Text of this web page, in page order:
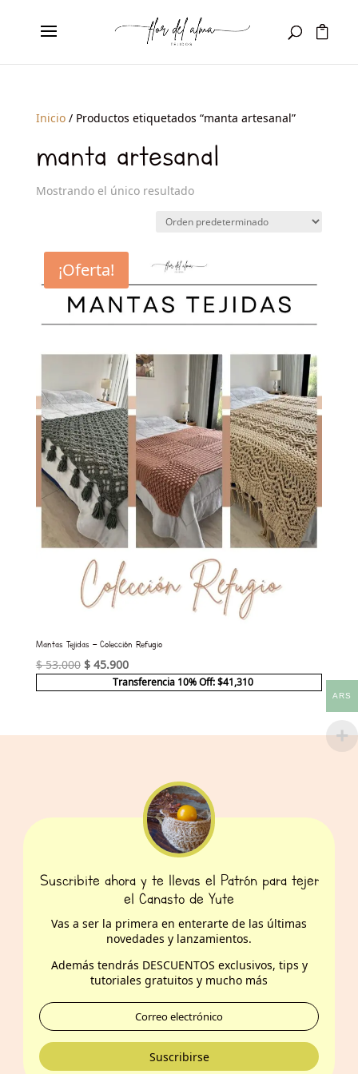
Inicio/ Productos etiquetados “manta artesanal”
manta artesanal
Mostrando el único resultado
¡Oferta!
Mantas Tejidas – Colección Refugio
$53.000 El
precio
$ 53.000.
$45.900El
precio
$ 45.900.
Transferencia 10% Off: $41,310
Suscribite ahora y te llevas el Patrón para tejer
el Canasto de Yute
Vas a ser la primera en enterarte de las últimas
novedades y lanzamientos.
Además tendrás DESCUENTOS exclusivos, tips y
tutoriales gratuitos y mucho más
Suscribirse
ARS